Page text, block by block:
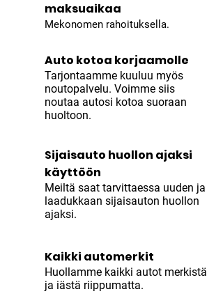
maksuaikaa
Mekonomen rahoituksella.
Auto kotoa korjaamolle
Tarjontaamme kuuluu myös
noutopalvelu. Voimme siis
noutaa autosi kotoa suoraan
huoltoon.
Sijaisauto huollon ajaksi
käyttöön
Meiltä saat tarvittaessa uuden ja
laadukkaan sijaisauton huollon
ajaksi.
Kaikki automerkit
Huollamme kaikki autot merkistä
ja iästä riippumatta.